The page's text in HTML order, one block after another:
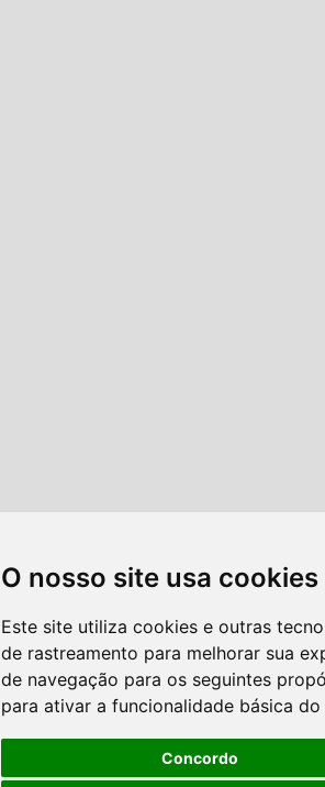
O nosso site usa cookies
Este site utiliza cookies e outras
de rastreamento para melhorar sua
de navegação para os seguintes
para ativar a funcionalidade básica
Concordo